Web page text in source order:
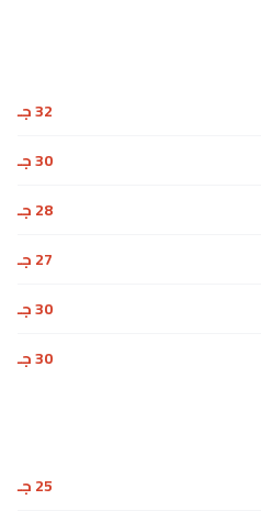
32 جـ
30 جـ
28 جـ
27 جـ
30 جـ
30 جـ
25 جـ